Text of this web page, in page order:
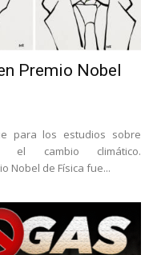
Premio Nobel
para los estudios sobre
el cambio climático.
Nobel de Física fue...